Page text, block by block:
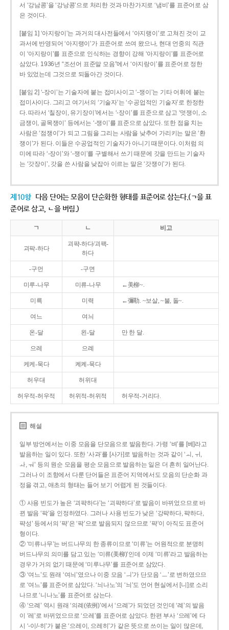
서 ‘강남콩’을 ‘강낭콩’으로 처리한 것과 마찬가지로 ‘냄비’를 표준어로 삼
은 것이다.
[붙임 1] ‘아지랑이’는 과거의 대사전들에서 ‘아지랭이’로 고쳐진 것이 교
과서에 반영되어 ‘아지랭이’가 표준어로 쓰여 왔으나, 현대 언중의 직관
이 ‘아지랑이’를 표준으로 인식하는 경향이 강해 ‘아지랑이’를 표준어로
삼았다. 1936년 “조선어 표준말 모음”에서 ‘아지랑이’를 표준어로 정한
바 있었는데 그것으로 되돌아간 것이다.
[붙임 2] ‘-장이’는 기술자에 붙는 접미사이고 ‘-쟁이’는 기타 어휘에 붙는
접미사이다. 그리고 여기서의 ‘기술자’는 ‘수공업적인 기술자’로 한정한
다. 따라서 ‘칠장이, 유기장이’에서는 ‘-장이’를 표준으로 삼고 ‘멋쟁이, 소
금쟁이, 골목쟁이’ 등에서는 ‘-쟁이’를 표준으로 삼았다. 또한 점을 치는
사람은 ‘점쟁이’가 되고 그림을 그리는 사람을 낮추어 가리키는 말은 ‘환
쟁이’가 된다. 이들은 수공업적인 기술자가 아니기 때문이다. 이처럼 의
미에 따라 ‘-장이’와 ‘-쟁이’를 구별해서 쓰기 때문에 갓을 만드는 기술자
는 ‘갓장이’, 갓을 쓴 사람을 낮잡아 이르는 말은 ‘갓쟁이’가 된다.
제10항 다음 단어는 모음이 단순화한 형태를 표준어로 삼는다.(ㄱ을 표
준어로 삼고, ㄴ을 버림.)
ㄱ ㄴ 비고
괴팍-하다
괴퍅-하다/괴팩-
하다
-구먼 -구면
미루-나무 미류-나무 ←美柳~.
미륵 미력 ←彌勒. ~보살, ~불, 돌~.
여느 여늬
온-달 왼-달 만 한 달.
으레 으례
케케-묵다 켸켸-묵다
허우대 허위대
허우적-허우적 허위적-허위적 허우적-거리다.
해설
일부 방언에서는 이중 모음을 단모음으로 발음한다. 가령 ‘벼’를 [베]라고
발음하는 일이 있다. 또한 ‘사과’를 [사가]로 발음하는 것과 같이 ‘ㅚ, ㅟ,
ㅘ, ㅝ’ 등의 원순 모음을 평순 모음으로 발음하는 일은 더 흔히 일어난다.
그러나 이 조항에서 다룬 단어들은 표준어 지역에서도 모음의 단순화 과
정을 겪고, 애초의 형태는 들어 보기 어렵게 된 것들이다.
① 사용 빈도가 높은 ‘괴퍅하다’는 ‘괴팍하다’로 발음이 바뀌었으므로 바
뀐 발음 ‘팍’을 인정하였다. 그러나 사용 빈도가 낮은 ‘강퍅하다, 퍅하다,
퍅성’ 등에서의 ‘퍅’은 ‘팍’으로 발음되지 않으므로 ‘퍅’이 아직도 표준어
형이다.
② ‘미류나무’는 버드나무의 한 종류이므로 ‘미류’는 어원적으로 분명히
버드나무의 의미를 담고 있는 ‘미류(美柳)’인데 이제 ‘미류’라고 발음하는
경우가 거의 없기 때문에 ‘미루나무’를 표준어로 삼았다.
③ ‘여느’도 원래 ‘여늬’였으나 이중 모음 ‘ㅢ’가 단모음 ‘ㅡ’로 변하였으므
로 ‘여느’를 표준어로 삼았다. ‘늬나노’의 ‘늬’도 언어 현실에서 [니]로 소리
나므로 ‘니나노’를 표준어로 삼는다.
④ ‘으례’ 역시 원래 ‘의례(依例)’에서 ‘으례’가 되었던 것인데 ‘례’의 발음
이 ‘레’로 바뀌었으므로 ‘으레’를 표준어로 삼았다. 한편 부사 ‘으레’에 다
시 ‘-이/-히’가 붙은 ‘으레이, 으레히’가 같은 뜻으로 쓰이는 일이 많은데,